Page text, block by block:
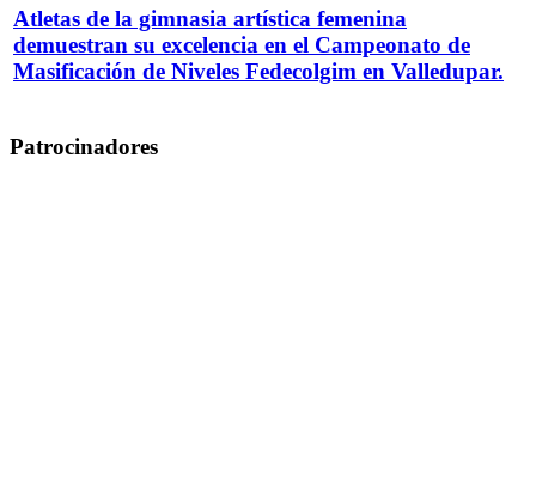
Atletas de la gimnasia artística femenina
demuestran su excelencia en el Campeonato de
Masificación de Niveles Fedecolgim en Valledupar.
Patrocinadores